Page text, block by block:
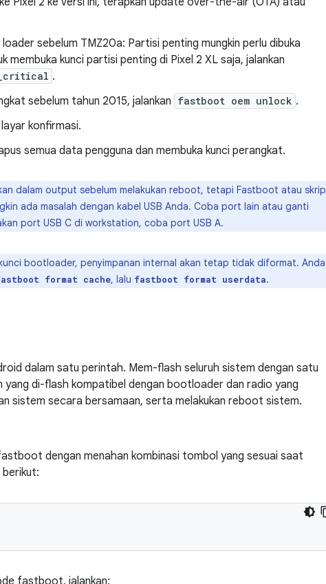
sebelum TMZ20a: Partisi penting mungkin perlu dibuka
membuka kunci partisi penting di Pixel 2 XL saja, jalankan
.
sebelum tahun 2015, jalankan fastboot oem unlock .
konfirmasi.
semua data pengguna dan membuka kunci perangkat.
dalam output sebelum melakukan reboot, tetapi Fastboot atau skrip
ada masalah dengan kabel USB Anda. Coba port lain atau ganti
port USB C di workstation, coba port USB A.
bootloader, penyimpanan internal akan tetap tidak diformat. Anda
format cache, lalu fastboot format userdata.
dalam satu perintah. Mem-flash seluruh sistem dengan satu
di-flash kompatibel dengan bootloader dan radio yang
sistem secara bersamaan, serta melakukan reboot sistem.
dengan menahan kombinasi tombol yang sesuai saat
fastboot, jalankan: